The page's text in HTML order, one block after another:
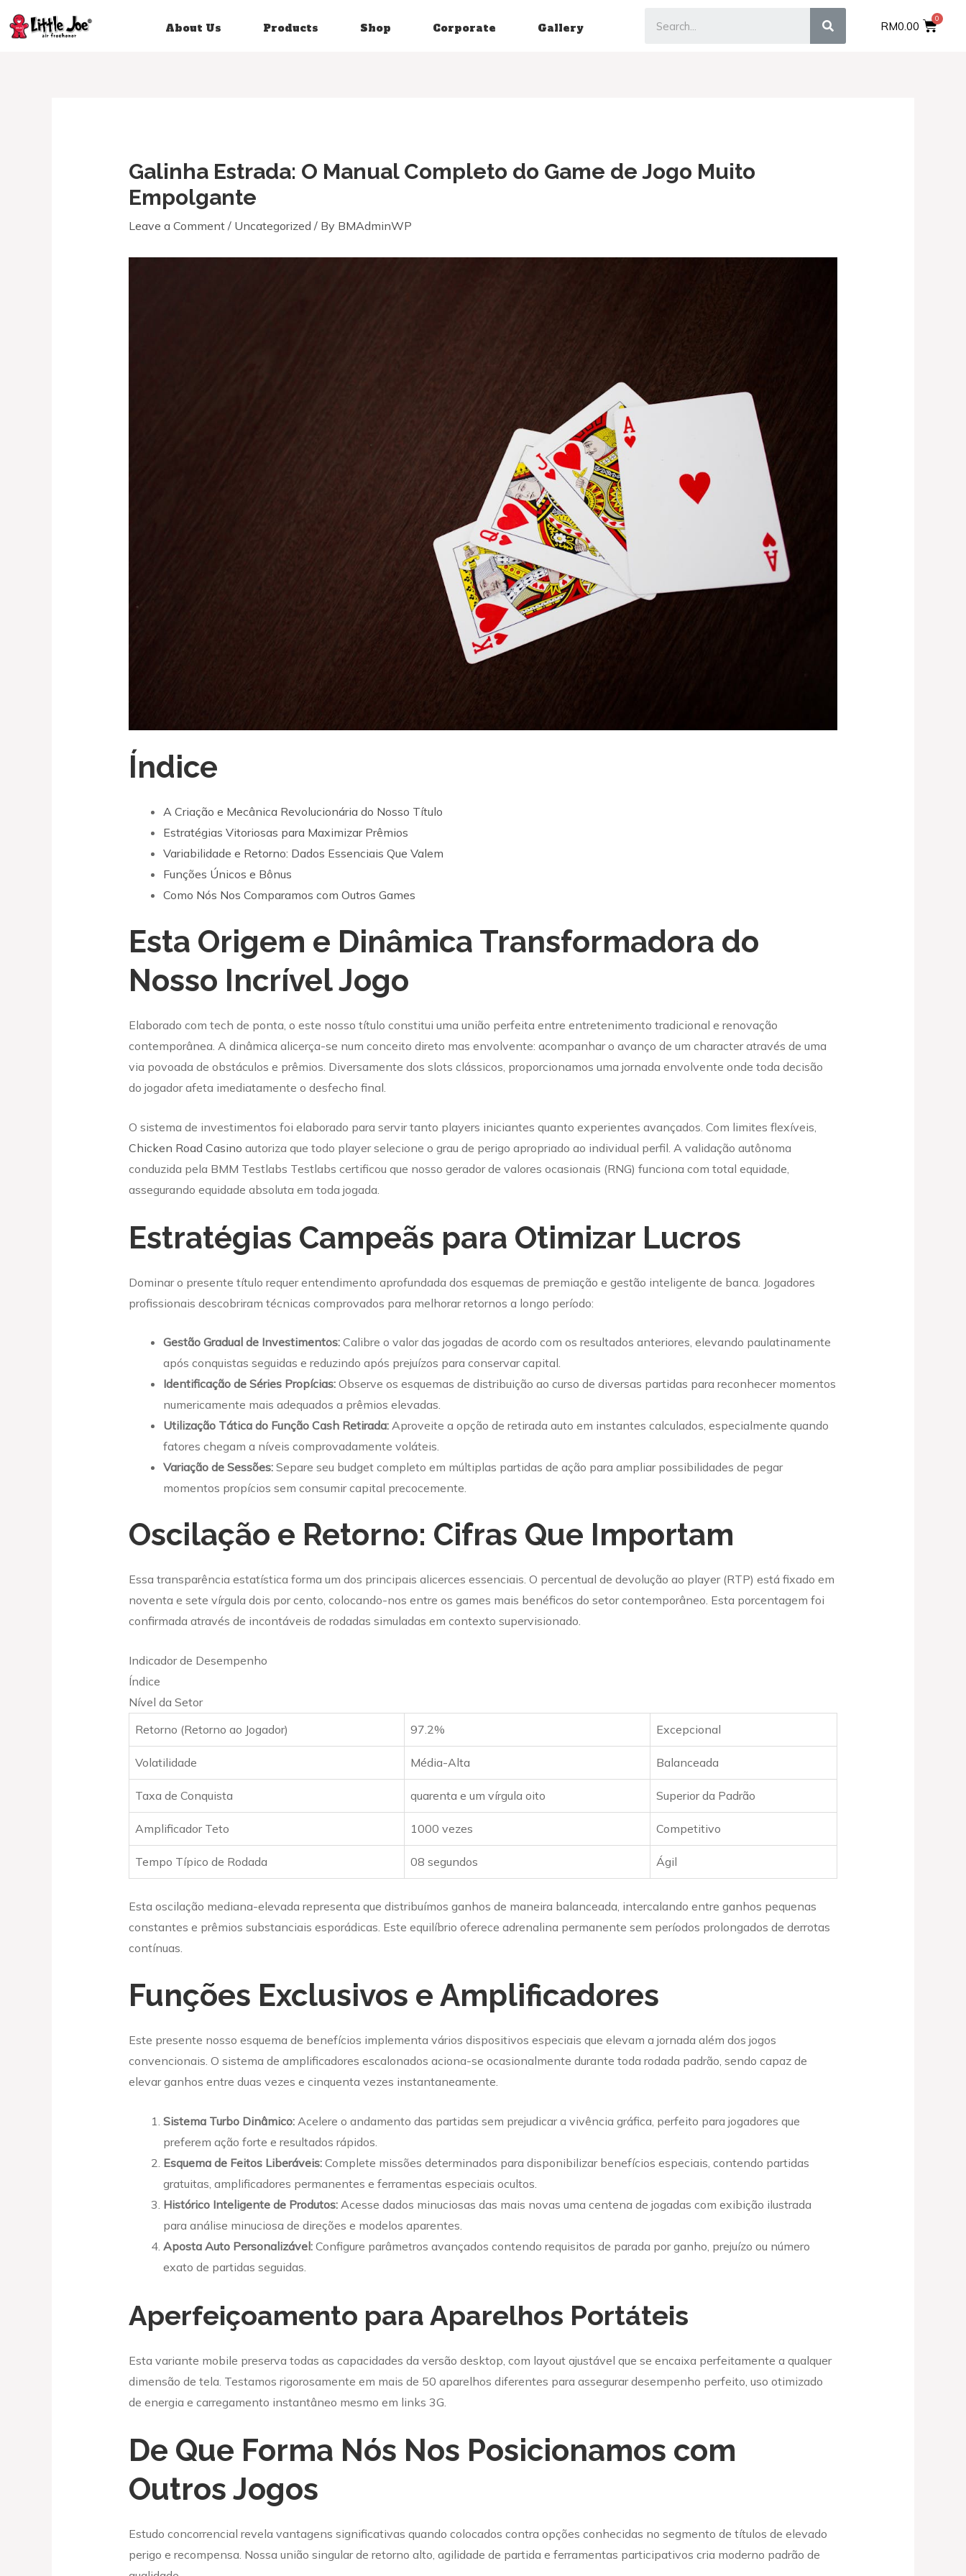
About Us Products Shop Corporate Gallery RM0.00
Galinha Estrada: O Manual Completo do Game de Jogo Muito
Empolgante
Leave a Comment / Uncategorized / By BMAdminWP
Índice
A Criação e Mecânica Revolucionária do Nosso Título
Estratégias Vitoriosas para Maximizar Prêmios
Variabilidade e Retorno: Dados Essenciais Que Valem
Funções Únicos e Bônus
Como Nós Nos Comparamos com Outros Games
Esta Origem e Dinâmica Transformadora do
Nosso Incrível Jogo
Elaborado com tech de ponta, o este nosso título constitui uma união perfeita entre entretenimento tradicional e renovação
contemporânea. A dinâmica alicerça-se num conceito direto mas envolvente: acompanhar o avanço de um character através de uma
via povoada de obstáculos e prêmios. Diversamente dos slots clássicos, proporcionamos uma jornada envolvente onde toda decisão
do jogador afeta imediatamente o desfecho final.
O sistema de investimentos foi elaborado para servir tanto players iniciantes quanto experientes avançados. Com limites flexíveis,
Chicken Road Casino autoriza que todo player selecione o grau de perigo apropriado ao individual perfil. A validação autônoma
conduzida pela BMM Testlabs Testlabs certificou que nosso gerador de valores ocasionais (RNG) funciona com total equidade,
assegurando equidade absoluta em toda jogada.
Estratégias Campeãs para Otimizar Lucros
Dominar o presente título requer entendimento aprofundada dos esquemas de premiação e gestão inteligente de banca. Jogadores
profissionais descobriram técnicas comprovados para melhorar retornos a longo período:
Gestão Gradual de Investimentos:Calibre o valor das jogadas de acordo com os resultados anteriores, elevando paulatinamente
após conquistas seguidas e reduzindo após prejuízos para conservar capital.
Identificação de Séries Propícias:Observe os esquemas de distribuição ao curso de diversas partidas para reconhecer momentos
numericamente mais adequados a prêmios elevadas.
Utilização Tática do Função Cash Retirada:Aproveite a opção de retirada auto em instantes calculados, especialmente quando
fatores chegam a níveis comprovadamente voláteis.
Variação de Sessões:Separe seu budget completo em múltiplas partidas de ação para ampliar possibilidades de pegar
momentos propícios sem consumir capital precocemente.
Oscilação e Retorno: Cifras Que Importam
Essa transparência estatística forma um dos principais alicerces essenciais. O percentual de devolução ao player (RTP) está fixado em
noventa e sete vírgula dois por cento, colocando-nos entre os games mais benéficos do setor contemporâneo. Esta porcentagem foi
confirmada através de incontáveis de rodadas simuladas em contexto supervisionado.
Indicador de Desempenho
Índice
Nível da Setor
Retorno (Retorno ao Jogador)
97.2% Excepcional
Volatilidade Média-Alta Balanceada
Taxa de Conquista quarenta e um vírgula oito Superior da Padrão
Amplificador Teto 1000 vezes Competitivo
Tempo Típico de Rodada 08 segundos Ágil
Esta oscilação mediana-elevada representa que distribuímos ganhos de maneira balanceada, intercalando entre ganhos pequenas
constantes e prêmios substanciais esporádicas. Este equilíbrio oferece adrenalina permanente sem períodos prolongados de derrotas
contínuas.
Funções Exclusivos e Amplificadores
Este presente nosso esquema de benefícios implementa vários dispositivos especiais que elevam a jornada além dos jogos
convencionais. O sistema de amplificadores escalonados aciona-se ocasionalmente durante toda rodada padrão, sendo capaz de
elevar ganhos entre duas vezes e cinquenta vezes instantaneamente.
Sistema Turbo Dinâmico:Acelere o andamento das partidas sem prejudicar a vivência gráfica, perfeito para jogadores que
preferem ação forte e resultados rápidos.
Esquema de Feitos Liberáveis:Complete missões determinados para disponibilizar benefícios especiais, contendo partidas
gratuitas, amplificadores permanentes e ferramentas especiais ocultos.
Histórico Inteligente de Produtos:Acesse dados minuciosas das mais novas uma centena de jogadas com exibição ilustrada
para análise minuciosa de direções e modelos aparentes.
Aposta Auto Personalizável:Configure parâmetros avançados contendo requisitos de parada por ganho, prejuízo ou número
exato de partidas seguidas.
Aperfeiçoamento para Aparelhos Portáteis
Esta variante mobile preserva todas as capacidades da versão desktop, com layout ajustável que se encaixa perfeitamente a qualquer
dimensão de tela. Testamos rigorosamente em mais de 50 aparelhos diferentes para assegurar desempenho perfeito, uso otimizado
de energia e carregamento instantâneo mesmo em links 3G.
De Que Forma Nós Nos Posicionamos com
Outros Jogos
Estudo concorrencial revela vantagens significativas quando colocados contra opções conhecidas no segmento de títulos de elevado
perigo e recompensa. Nossa união singular de retorno alto, agilidade de partida e ferramentas participativos cria moderno padrão de